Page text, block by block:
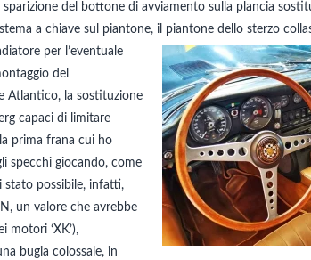
sparizione del bottone di avviamento sulla plancia
a chiave sul piantone, il piantone dello sterzo
per l’eventuale
del
Atlantico, la sostituzione
capaci di limitare
prima frana cui ho
specchi giocando, come
stato possibile, infatti,
un valore che avrebbe
‘XK’),
bugia colossale, in